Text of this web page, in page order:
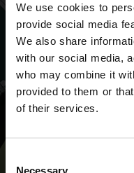
We use cookies to
provide social media
We also share
with our social media,
who may combine it
provided to them or
of their services.
Necessary
Löste i
Dessa teer kommer i
förgyller brickan,
som en present? Vi
lösteer i vackra paket
och illustrationer.